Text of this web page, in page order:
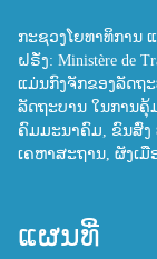
ກະຊວງໂຍທາທິການ
ຝຣັ່ງ: Ministère de
ແມ່ນກົງຈັກຂອງລັດຖ
ລັດຖະບານ ໃນການ
ຄົມມະນາຄົມ, ຂົນສົ່ງ
ເຄຫາສະຖານ, ຜັງເມື
ແຜນທີ່